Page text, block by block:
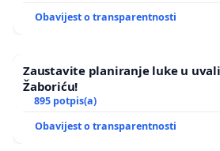
Obavijest o transparentnosti
Zaustavite planiranje luke u
Žaboriću!
895 potpis(a)
Obavijest o transparentnosti